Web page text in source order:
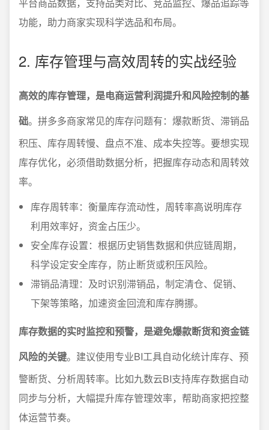
功能，助力商家实现科学选品和布局。
2. 库存管理与高效周转的实战经验
高效的库存管理，是电商运营利润提升和风险控制的基
础。拼多多商家常见的库存问题有：爆款断货、滞销品
积压、库存周转慢、盘点不准、成本失控等。要想实现
库存优化，必须借助数据分析，把握库存动态和周转效
率。
库存周转率：衡量库存流动性，周转率高说明库存
利用效率好，资金占压少。
安全库存设置：根据历史销售数据和供应链周期，
科学设定安全库存，防止断货或积压风险。
滞销品清理：及时识别滞销品，制定清仓、促销、
下架等策略，加速资金回流和库存腾挪。
库存数据的实时监控和预警，是避免爆款断货和资金链
风险的关键。建议使用专业BI工具自动化统计库存、预
警断货、分析周转率。比如九数云BI支持库存数据自动
同步与分析，大幅提升库存管理效率，帮助商家把控整
体运营节奏。